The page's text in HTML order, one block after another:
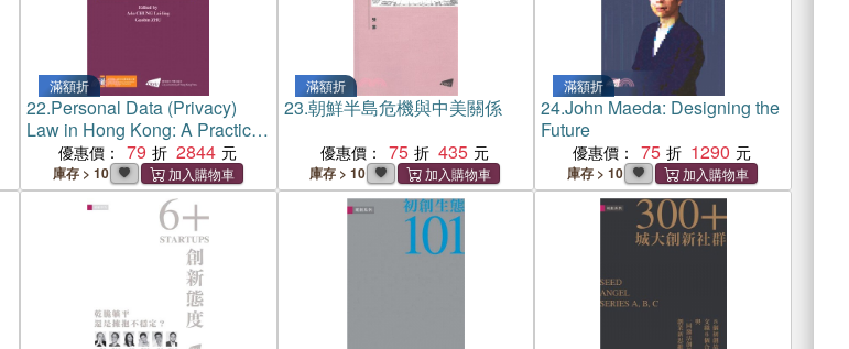
滿額折
22.Personal Data (Privacy)
Law in Hong Kong: A Practical
Guide on Compliance (Third
Edition)
優惠價： 79 2844
庫存 > 10
滿額折
23.朝鮮半島危機與中美關係
優惠價： 75 435
庫存 > 10
滿額折
24.John Maeda: Designing the
Future
優惠價： 75 1290
庫存 > 10